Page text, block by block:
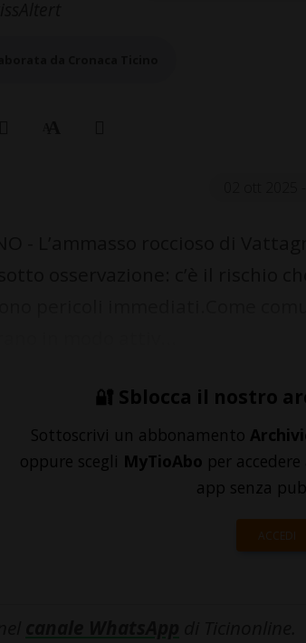
🔐 Sblocca il nostro
Sottoscrivi un abbonamento
oppure scegli MyTioAbo per
app senza
ACCEDI